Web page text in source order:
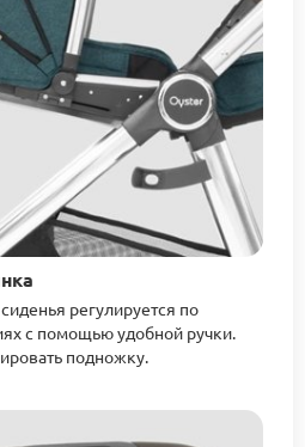
регулируется по
с помощью удобной ручки.
подножку.